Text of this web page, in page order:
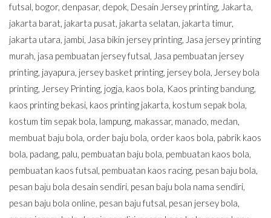
futsal, bogor, denpasar, depok, Desain Jersey printing, Jakarta,
jakarta barat, jakarta pusat, jakarta selatan, jakarta timur,
jakarta utara, jambi, Jasa bikin jersey printing, Jasa jersey printing
murah, jasa pembuatan jersey futsal, Jasa pembuatan jersey
printing, jayapura, jersey basket printing, jersey bola, Jersey bola
printing, Jersey Printing, jogja, kaos bola, Kaos printing bandung,
kaos printing bekasi, kaos printing jakarta, kostum sepak bola,
kostum tim sepak bola, lampung, makassar, manado, medan,
membuat baju bola, order baju bola, order kaos bola, pabrik kaos
bola, padang, palu, pembuatan baju bola, pembuatan kaos bola,
pembuatan kaos futsal, pembuatan kaos racing, pesan baju bola,
pesan baju bola desain sendiri, pesan baju bola nama sendiri,
pesan baju bola online, pesan baju futsal, pesan jersey bola,